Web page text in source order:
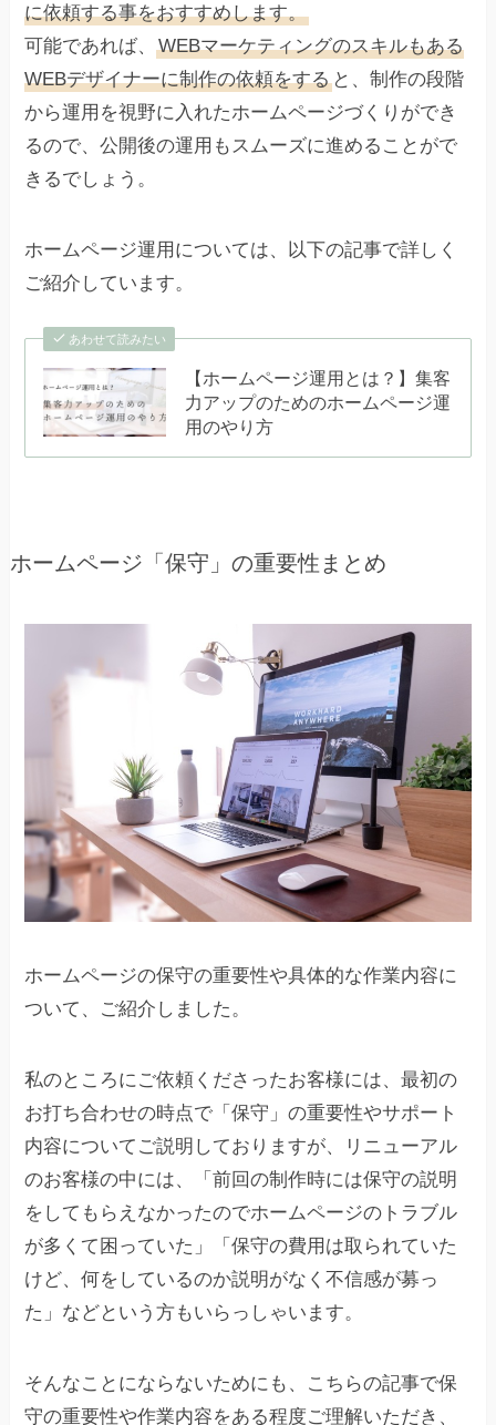
に依頼する事をおすすめします。
可能であれば、WEBマーケティングのスキルもある
WEBデザイナーに制作の依頼をする と、制作の段階
から運用を視野に入れたホームページづくりができ
るので、公開後の運用もスムーズに進めることがで
きるでしょう。
ホームページ運用については、以下の記事で詳しく
ご紹介しています。
あわせて読みたい
【ホームページ運用とは？】集客
力アップのためのホームページ運
用のやり方
ホームページ「保守」の重要性まとめ
ホームページの保守の重要性や具体的な作業内容に
ついて、ご紹介しました。
私のところにご依頼くださったお客様には、最初の
お打ち合わせの時点で「保守」の重要性やサポート
内容についてご説明しておりますが、リニューアル
のお客様の中には、「前回の制作時には保守の説明
をしてもらえなかったのでホームページのトラブル
が多くて困っていた」「保守の費用は取られていた
けど、何をしているのか説明がなく不信感が募っ
た」などという方もいらっしゃいます。
そんなことにならないためにも、こちらの記事で保
守の重要性や作業内容をある程度ご理解いただき、